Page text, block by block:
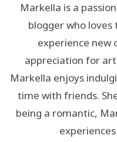
Markella is a
blogger who loves
experience new
appreciation for
Markella enjoys
time with friends.
being a romantic,